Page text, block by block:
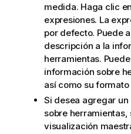
medida. Haga clic en
expresiones. La
por defecto. Puede
descripción a la
herramientas.
información sobre
así como su formato
Si desea agregar
sobre herramientas,
visualización